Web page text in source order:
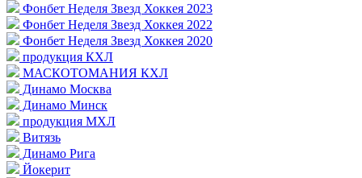
Фонбет Неделя Звезд Хоккея 2023
Фонбет Неделя Звезд Хоккея 2022
Фонбет Неделя Звезд Хоккея 2020
продукция КХЛ
МАСКОТОМАНИЯ КХЛ
Динамо Москва
Динамо Минск
продукция МХЛ
Витязь
Динамо Рига
Йокерит